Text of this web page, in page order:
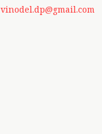
vinodel.dp@gmail.com